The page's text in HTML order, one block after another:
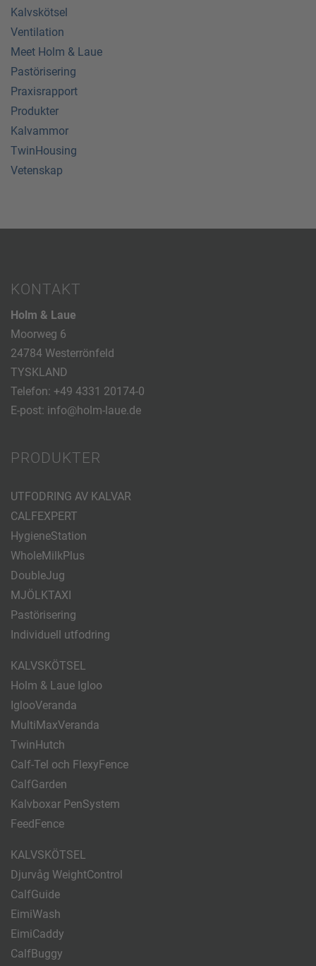
Kalvskötsel
Ventilation
Meet Holm & Laue
Pastörisering
Praxisrapport
Produkter
Kalvammor
TwinHousing
Vetenskap
KONTAKT
Holm & Laue
Moorweg 6
24784 Westerrönfeld
TYSKLAND
Telefon: +49 4331 20174-0
E-post: info@holm-laue.de
PRODUKTER
UTFODRING AV KALVAR
CALFEXPERT
HygieneStation
WholeMilkPlus
DoubleJug
MJÖLKTAXI
Pastörisering
Individuell utfodring
KALVSKÖTSEL
Holm & Laue Igloo
IglooVeranda
MultiMaxVeranda
TwinHutch
Calf-Tel och FlexyFence
CalfGarden
Kalvboxar PenSystem
FeedFence
KALVSKÖTSEL
Djurvåg WeightControl
CalfGuide
EimiWash
EimiCaddy
CalfBuggy